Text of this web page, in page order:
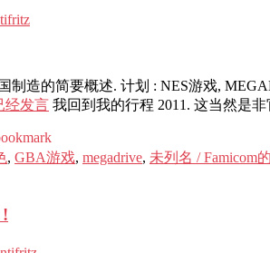
制造的简要概述. 计划 : NES游戏,
经发言 我回到我的行程 2011. 这当然是
, GBA游戏, megadrive, 未列名 / Famicom的